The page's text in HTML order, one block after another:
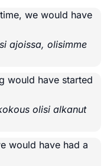
we would have
ajoissa, olisimme
would have started
olisi alkanut
would have had a